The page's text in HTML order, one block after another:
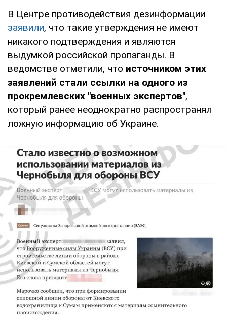
В Центре противодействия дезинформации
заявили, что такие утверждения не имеют
никакого подтверждения и являются
выдумкой российской пропаганды. В
ведомстве отметили, что источником этих
заявлений стали ссылки на одного из
прокремлевских "военных экспертов",
который ранее неоднократно распространял
ложную информацию об Украине.